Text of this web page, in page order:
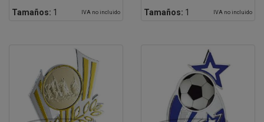
Tamaños: 1 IVA no incluido Tamaños: 1 IVA no incluido